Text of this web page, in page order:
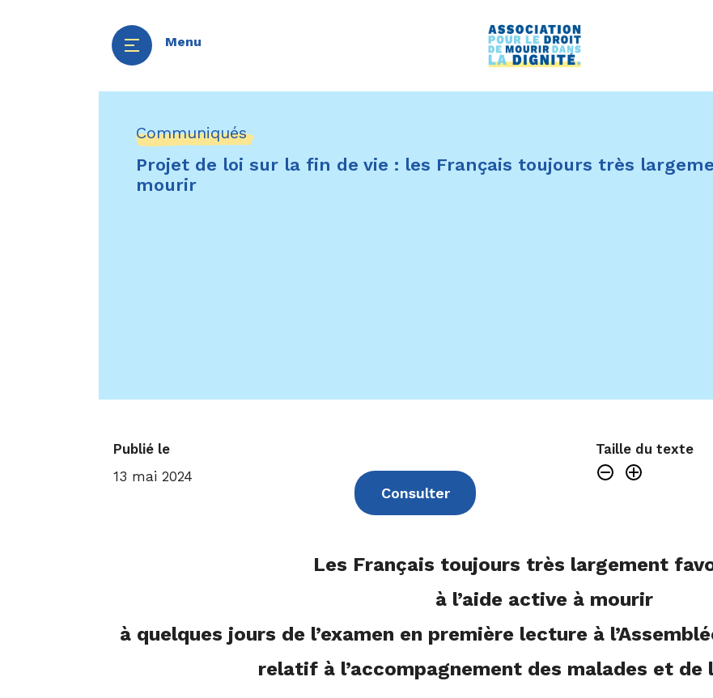
contenu
principal
Menu
Communiqués
Projet de loi sur la fin de vie : les Français toujours très
mourir
Publié le
13 mai 2024
Consulter
Taille du texte
Les Français toujours très largement
à l’aide active à mourir
à quelques jours de l’examen en première lecture à
relatif à l’accompagnement des malades et de